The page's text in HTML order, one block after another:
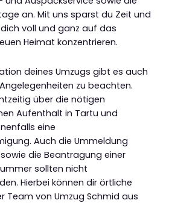
an. Mit uns sparst du Zeit und
voll und ganz auf das
Heimat konzentrieren.
deines Umzugs gibt es auch
zu beachten.
über die nötigen
Aufenthalt in Tartu und
eine
Auch die Ummeldung
die Beantragung einer
sollten nicht
Hierbei können dir örtliche
Team von Umzug Schmid aus